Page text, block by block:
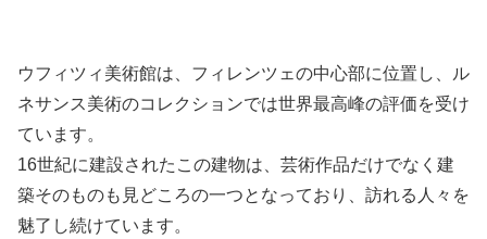
ウフィツィ美術館は、フィレンツェの中心部に位置し、ル
ネサンス美術のコレクションでは世界最高峰の評価を受け
ています。
16世紀に建設されたこの建物は、芸術作品だけでなく建
築そのものも見どころの一つとなっており、訪れる人々を
魅了し続けています。